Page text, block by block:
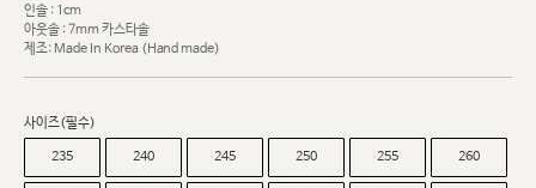
인솔 : 1cm
아웃솔 : 7mm 카스타솔
제조: Made In Korea (Hand made)
사이즈(필수)
235 240 245 250 255 260